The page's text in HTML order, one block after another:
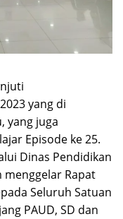
yang di
yang juga
Episode ke 25.
Dinas Pendidikan
menggelar Rapat
Seluruh Satuan
PAUD, SD dan